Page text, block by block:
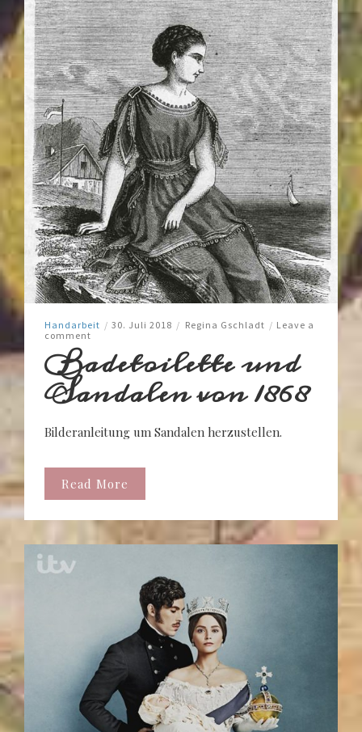
Handarbeit / 30. Juli 2018 / Regina Gschladt / Leave a
comment
Badetoilette und
Sandalen von 1868
Bilderanleitung um Sandalen herzustellen.
Read More